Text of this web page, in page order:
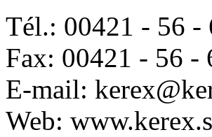
Tél.: 00421 - 56 -
Fax: 00421 - 56 -
E-mail:
Web: